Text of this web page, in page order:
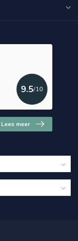
9.5/10
Lees meer